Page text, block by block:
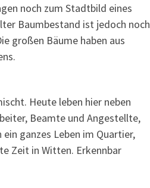
noch zum Stadtbild eines
Baumbestand ist jedoch noch
großen Bäume haben aus
Heute leben hier neben
Beamte und Angestellte,
ganzes Leben im Quartier,
Zeit in Witten. Erkennbar